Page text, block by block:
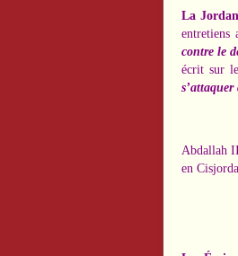
La
contre le
écrit sur
Abdallah
en